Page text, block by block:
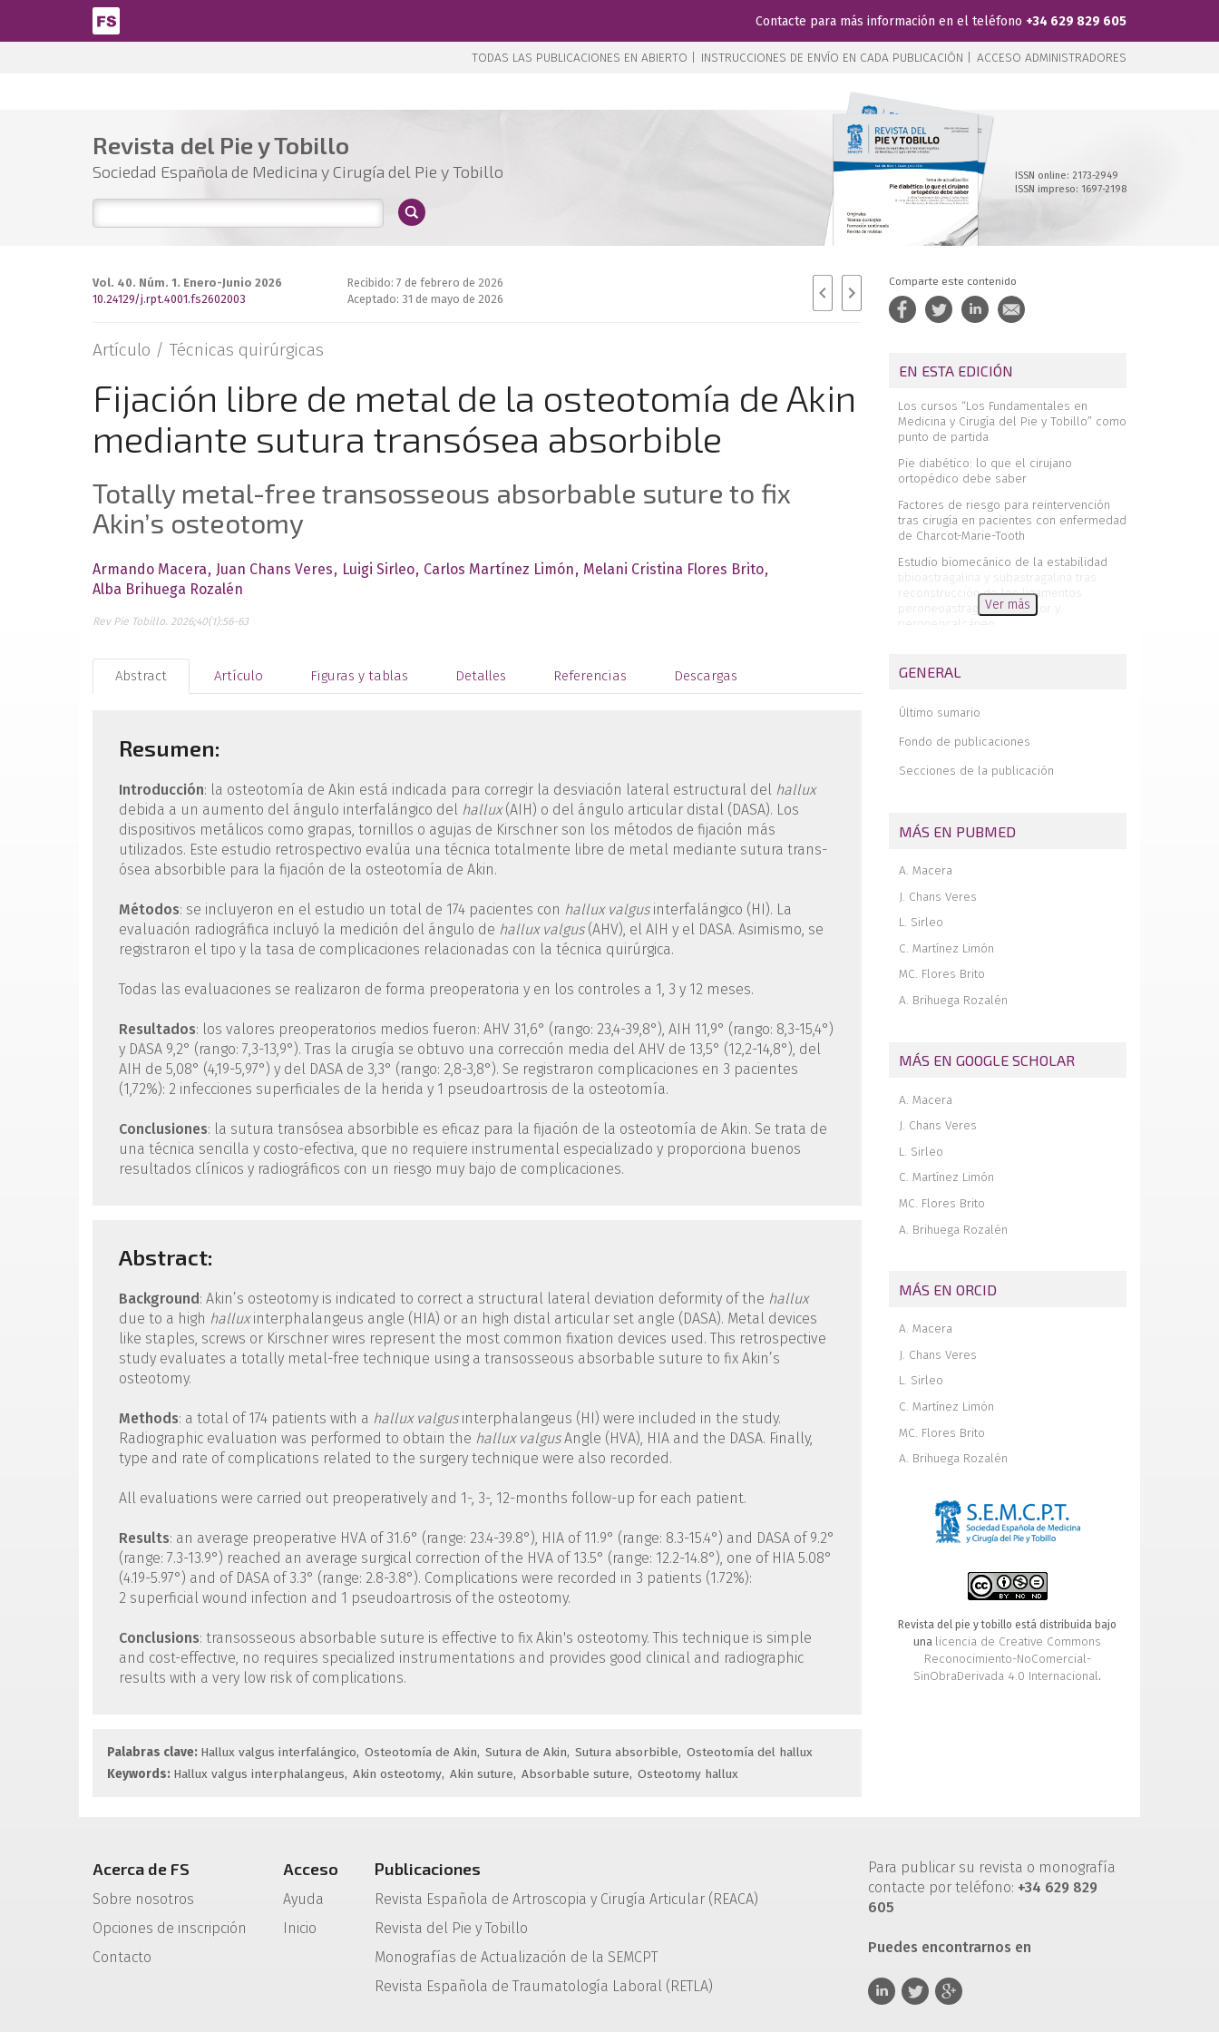
Pasar al contenido principal
Contacte para más información en el teléfono +34 629 829 605
TODAS LAS PUBLICACIONES EN ABIERTO | INSTRUCCIONES DE ENVÍO EN CADA PUBLICACIÓN | ACCESO ADMINISTRADORES
Revista del Pie y Tobillo
Sociedad Española de Medicina y Cirugía del Pie y Tobillo
ISSN online: 2173-2949
ISSN impreso: 1697-2198
Vol. 40. Núm. 1. Enero-Junio 2026
10.24129/j.rpt.4001.fs2602003
Recibido: 7 de febrero de 2026
Aceptado: 31 de mayo de 2026
Artículo / Técnicas quirúrgicas
Fijación libre de metal de la osteotomía de Akin
mediante sutura transósea absorbible
Totally metal-free transosseous absorbable suture to fix
Akin’s osteotomy
Armando Macera Juan Chans Veres Luigi Sirleo Carlos Martínez Limón
Melani Cristina Flores Brito
Alba Brihuega Rozalén
Rev Pie Tobillo. 2026;40(1):56-63
Abstract Artículo Figuras y tablas Detalles Referencias Descargas
Resumen:
Introducción: la osteotomía de Akin está indicada para corregir la desviación lateral estructural del hallux
debida a un aumento del ángulo interfalángico del hallux(AIH) o del ángulo articular distal (DASA). Los
dispositivos metálicos como grapas, tornillos o agujas de Kirschner son los métodos de fijación más
utilizados. Este estudio retrospectivo evalúa una técnica totalmente libre de metal mediante sutura trans­
ósea absorbible para la fijación de la osteotomía de Akin.
Métodos: se incluyeron en el estudio un total de 174 pacientes con hallux valgusinterfalángico (HI). La
evaluación radiográfica incluyó la medición del ángulo de hallux valgus(AHV), el AIH y el DASA. Asimismo, se
registraron el tipo y la tasa de complicaciones relacionadas con la técnica quirúrgica.
Todas las evaluaciones se realizaron de forma preoperatoria y en los controles a 1, 3 y 12 meses.
Resultados: los valores preoperatorios medios fueron: AHV 31,6° (rango: 23,4-39,8°), AIH 11,9° (rango: 8,3-15,4°)
y DASA 9,2° (rango: 7,3-13,9°). Tras la cirugía se obtuvo una corrección media del AHV de 13,5° (12,2-14,8°), del
AIH de 5,08° (4,19-5,97°) y del DASA de 3,3° (rango: 2,8-3,8°). Se registraron complicaciones en 3 pacientes
(1,72%): 2 infecciones superficiales de la herida y 1 pseudoartrosis de la osteotomía.
Conclusiones: la sutura transósea absorbible es eficaz para la fijación de la osteotomía de Akin. Se trata de
una técnica sencilla y costo-efectiva, que no requiere instrumental especializado y proporciona buenos
resultados clínicos y radiográficos con un riesgo muy bajo de complicaciones.
Abstract:
Background : Akin’s osteotomy is indicated to correct a structural lateral deviation deformity of the hallux
due to a high halluxinterphalangeus angle (HIA) or an high distal articular set angle (DASA). Metal devices
like staples, screws or Kirschner wires represent the most common fixation devices used. This retrospective
study evaluates a totally metal-free technique using a transosseous absorbable suture to fix Akin’s
osteotomy.
Methods: a total of 174 patients with a hallux valgusinterphalangeus (HI) were included in the study.
Radiographic evaluation was performed to obtain the hallux valgusAngle (HVA), HIA and the DASA. Finally,
type and rate of complications related to the surgery technique were also recorded.
All evaluations were carried out preoperatively and 1-, 3-, 12-months follow-up for each patient.
Results: an average preoperative HVA of 31.6° (range: 23.4-39.8°), HIA of 11.9° (range: 8.3-15.4°) and DASA of 9.2°
(range: 7.3-13.9°) reached an average surgical correction of the HVA of 13.5° (range: 12.2-14.8°), one of HIA 5.08°
(4.19-5.97°) and of DASA of 3.3° (range: 2.8-3.8°). Complications were recorded in 3 patients (1.72%):
2 superficial wound infection and 1 pseudoartrosis of the osteotomy.
Conclusions: transosseous absorbable suture is effective to fix Akin's osteotomy. This technique is simple
and cost-effective, no requires specialized instrumentations and provides good clinical and radiographic
results with a very low risk of complications.
Palabras clave: Hallux valgus interfalángico Osteotomía de Akin Sutura de Akin Sutura absorbible Osteotomía del hallux
Keywords: Hallux valgus interphalangeus Akin osteotomy Akin suture Absorbable suture Osteotomy hallux
Comparte este contenido
EN ESTA EDICIÓN
Los cursos “Los Fundamentales en
Medicina y Cirugía del Pie y Tobillo” como
punto de partida
Pie diabético: lo que el cirujano
ortopédico debe saber
Factores de riesgo para reintervención
tras cirugía en pacientes con enfermedad
de Charcot-Marie-Tooth
Estudio biomecánico de la estabilidad
tibioastragalina y subastragalina tras
reconstrucción de los ligamentos
peroneoastragalino anterior y
cuchara?
artroscopia de tobillo: análisis
(2014-2023)
Fijación libre de metal de la
osteotomía de Akin mediante sutura
Memoria de la Beca Paragon de estancia
corta en el extranjero 2025. Estancia
Hospital de Chicago
Revista de revistas
Ver más
GENERAL
Último sumario
Fondo de publicaciones
Secciones de la publicación
MÁS EN PUBMED
A. Macera
J. Chans Veres
L. Sirleo
C. Martínez Limón
MC. Flores Brito
A. Brihuega Rozalén
MÁS EN GOOGLE SCHOLAR
A. Macera
J. Chans Veres
L. Sirleo
C. Martínez Limón
MC. Flores Brito
A. Brihuega Rozalén
MÁS EN ORCID
A. Macera
J. Chans Veres
L. Sirleo
C. Martínez Limón
MC. Flores Brito
A. Brihuega Rozalén
Revista del pie y tobillo está distribuida bajo
una licencia de Creative Commons
Reconocimiento-NoComercial-
SinObraDerivada 4.0 Internacional.
Acerca de FS
Sobre nosotros
Opciones de inscripción
Contacto
Acceso
Ayuda
Inicio
Publicaciones
Revista Española de Artroscopia y Cirugía Articular (REACA)
Revista del Pie y Tobillo
Monografías de Actualización de la SEMCPT
Revista Española de Traumatología Laboral (RETLA)
Para publicar su revista o monografía
contacte por teléfono: +34 629 829
605
Puedes encontrarnos en